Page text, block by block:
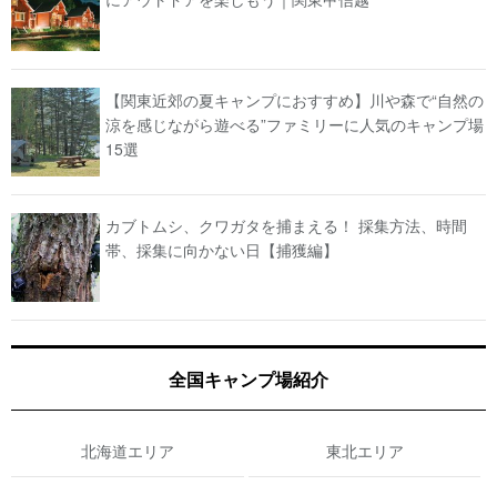
【関東近郊の夏キャンプにおすすめ】川や森で“自然の
涼を感じながら遊べる”ファミリーに人気のキャンプ場
15選
カブトムシ、クワガタを捕まえる！ 採集方法、時間
帯、採集に向かない日【捕獲編】
全国キャンプ場紹介
北海道エリア 東北エリア